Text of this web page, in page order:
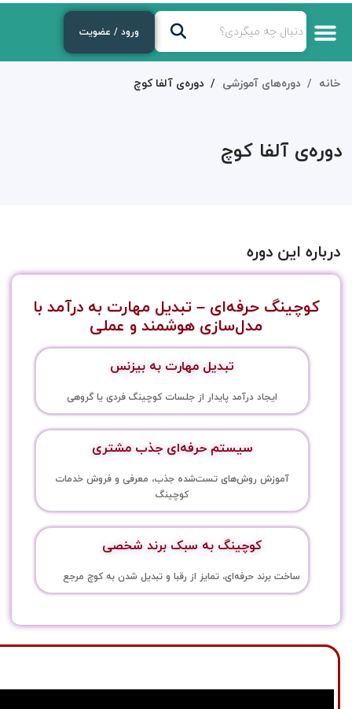
ورود / عضویت
خانه دوره‌های آموزشی دوره‌ی آلفا کوچ
دوره‌ی آلفا کوچ
درباره این دوره
کوچینگ حرفه‌ای – تبدیل مهارت به درآمد با
مدل‌سازی هوشمند و عملی
تبدیل مهارت به بیزنس
ایجاد درآمد پایدار از جلسات کوچینگ فردی یا گروهی
سیستم حرفه‌ای جذب مشتری
آموزش روش‌های تست‌شده جذب، معرفی و فروش خدمات
کوچینگ
کوچینگ به سبک برند شخصی
ساخت برند حرفه‌ای، تمایز از رقبا و تبدیل شدن به کوچ مرجع